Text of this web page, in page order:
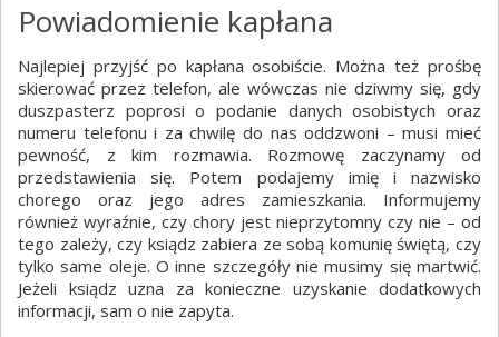
Powiadomienie kapłana
Najlepiej przyjść po kapłana osobiście. Można też prośbę
skierować przez telefon, ale wówczas nie dziwmy się, gdy
duszpasterz poprosi o podanie danych osobistych oraz
numeru telefonu i za chwilę do nas oddzwoni – musi mieć
pewność, z kim rozmawia. Rozmowę zaczynamy od
przedstawienia się. Potem podajemy imię i nazwisko
chorego oraz jego adres zamieszkania. Informujemy
również wyraźnie, czy chory jest nieprzytomny czy nie – od
tego zależy, czy ksiądz zabiera ze sobą komunię świętą, czy
tylko same oleje. O inne szczegóły nie musimy się martwić.
Jeżeli ksiądz uzna za konieczne uzyskanie dodatkowych
informacji, sam o nie zapyta.